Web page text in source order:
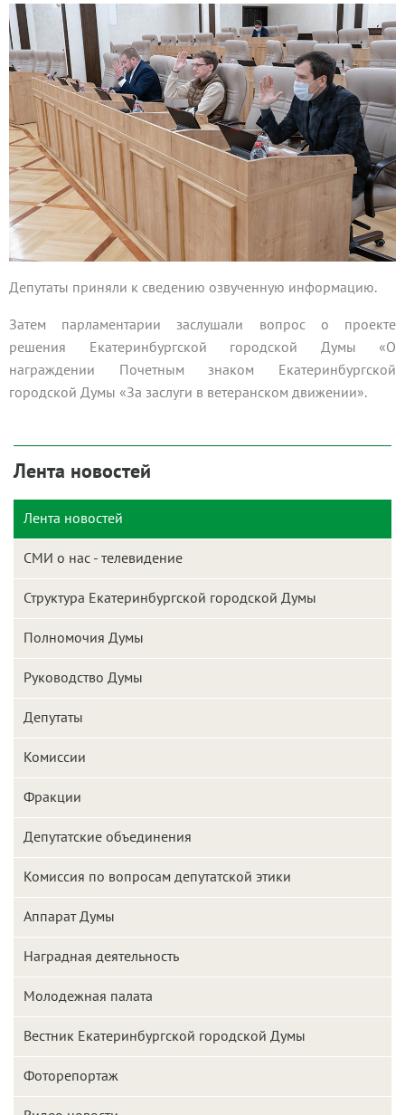
Депутаты приняли к сведению озвученную информацию.
Затем парламентарии заслушали вопрос о проекте
решения Екатеринбургской городской Думы «О
награждении Почетным знаком Екатеринбургской
городской Думы «За заслуги в ветеранском движении».
Лента новостей
Лента новостей
СМИ о нас - телевидение
Структура Екатеринбургской городской Думы
Полномочия Думы
Руководство Думы
Депутаты
Комиссии
Фракции
Депутатские объединения
Комиссия по вопросам депутатской этики
Аппарат Думы
Наградная деятельность
Молодежная палата
Вестник Екатеринбургской городской Думы
Фоторепортаж